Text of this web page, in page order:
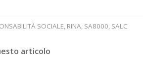
SOCIALE, RINA, SA8000, SALC
articolo